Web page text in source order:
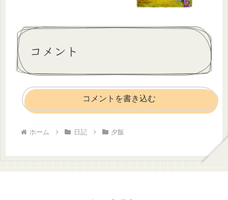
コメント
コメントを書き込む
ホーム 日記 夕飯